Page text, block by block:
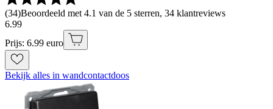
(34)Beoordeeld met 4.1 van de 5 sterren, 34 klantreviews
6.99
Prijs: 6.99 euro
Bekijk alles in wandcontactdoos